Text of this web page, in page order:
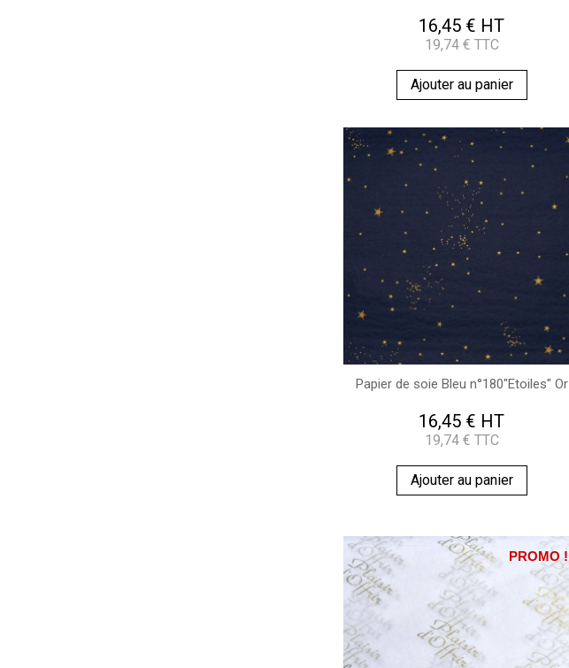
16,45 € HT
19,74 € TTC
Ajouter au panier
Papier de soie Bleu n°180"Etoiles" Or
16,45 € HT
19,74 € TTC
Ajouter au panier
PROMO !